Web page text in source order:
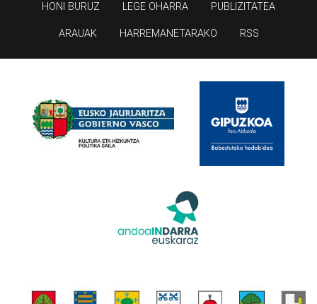
HONI BURUZ LEGE OHARRA PUBLIZITATEA
ARAUAK HARREMANETARAKO RSS